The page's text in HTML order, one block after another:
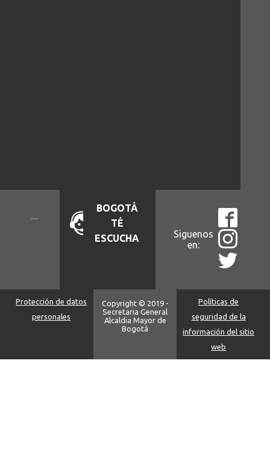
BOGOTÁ
TÉ
ESCUCHA
Siguenos
en:
Protección de datos
personales
Copyright © 2019 -
Secretaria General
Alcaldia Mayor de
Bogotá
Políticas de
seguridad de la
información del sitio
web